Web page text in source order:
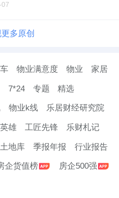
多原创
物业满意度 物业 家居
7*24 专题 精选
物业k线 乐居财经研究院
雄 工匠先锋 乐财札记
土地库 季报年报 行业报告
企货值榜 房企500强